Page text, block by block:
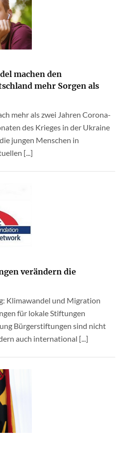
machen den
mehr Sorgen als
mehr als zwei Jahren Corona-
des Krieges in der Ukraine
jungen Menschen in
[...]
verändern die
Klimawandel und Migration
für lokale Stiftungen
Bürgerstiftungen sind nicht
auch international [...]